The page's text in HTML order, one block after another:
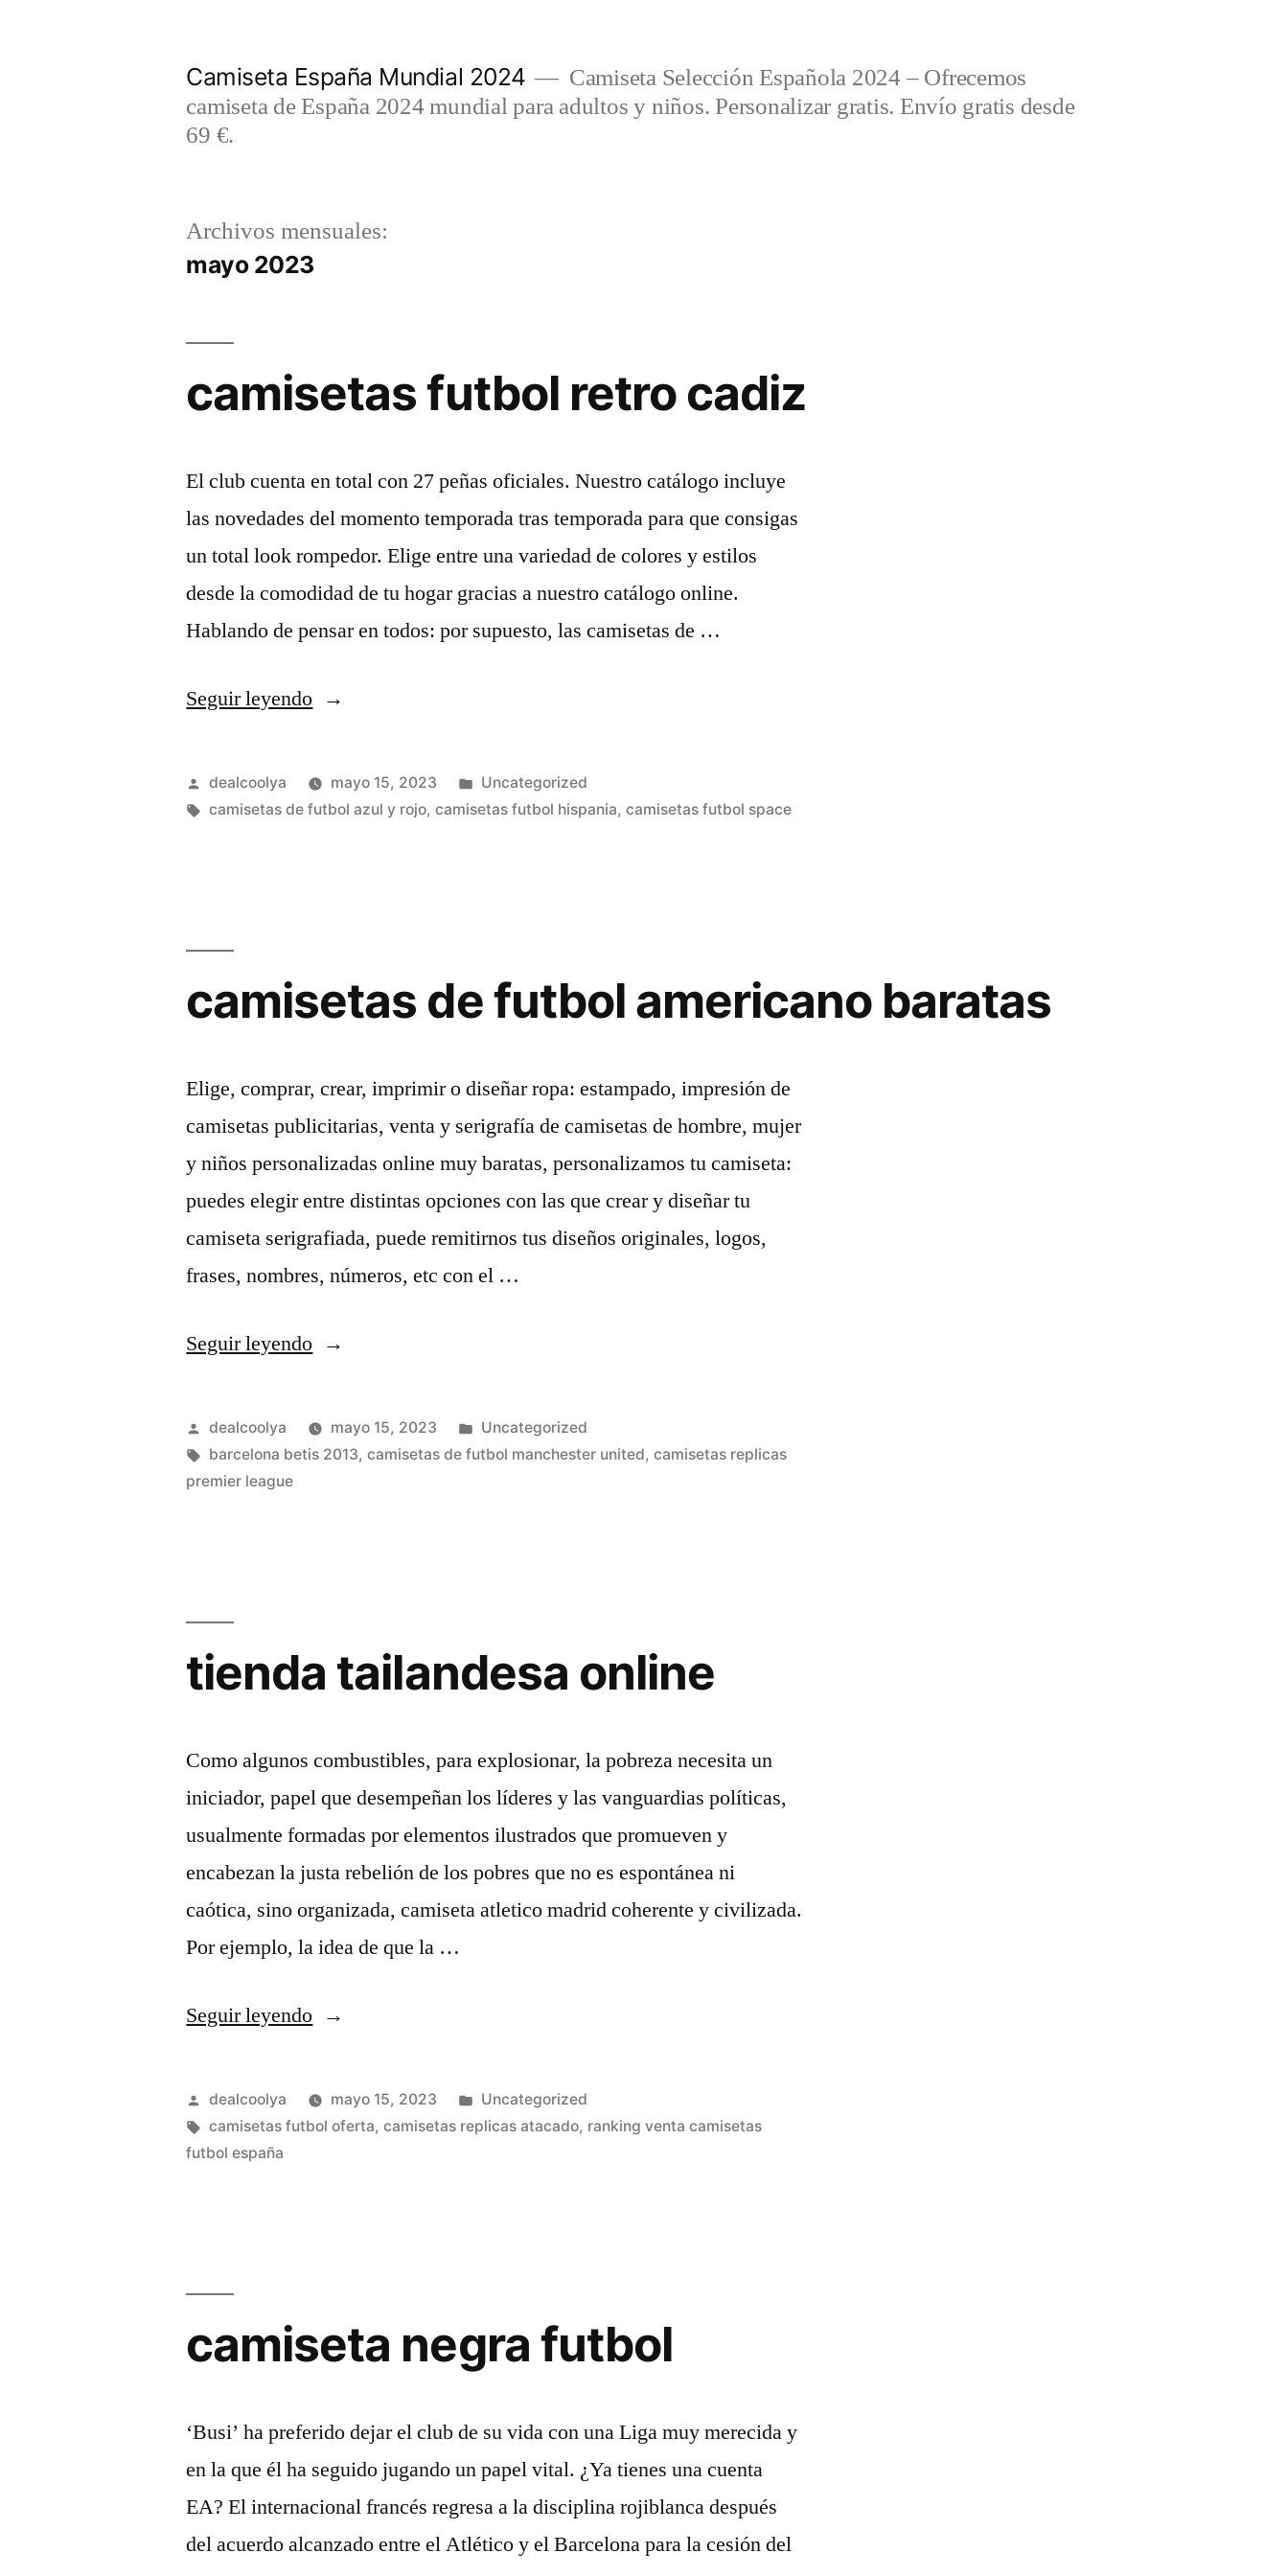
Camiseta España Mundial 2024
Camiseta Selección Española 2024 – Ofrecemos
camiseta de España 2024 mundial para adultos y niños. Personalizar gratis. Envío gratis desde
69 €.
Archivos mensuales:
mayo 2023
camisetas futbol retro cadiz
El club cuenta en total con 27 peñas oficiales. Nuestro catálogo incluye
las novedades del momento temporada tras temporada para que consigas
un total look rompedor. Elige entre una variedad de colores y estilos
desde la comodidad de tu hogar gracias a nuestro catálogo online.
Hablando de pensar en todos: por supuesto, las camisetas de …
Seguir leyendo«camisetas
retro
cadiz»
Publicado
por
dealcoolya mayo 15, 2023
Publicado
en
Uncategorized
Etiquetas:
camisetas de futbol azul y rojo,camisetas futbol hispania,camisetas futbol space
camisetas de futbol americano baratas
Elige, comprar, crear, imprimir o diseñar ropa: estampado, impresión de
camisetas publicitarias, venta y serigrafía de camisetas de hombre, mujer
y niños personalizadas online muy baratas, personalizamos tu camiseta:
puedes elegir entre distintas opciones con las que crear y diseñar tu
camiseta serigrafiada, puede remitirnos tus diseños originales, logos,
frases, nombres, números, etc con el …
Seguir leyendo«camisetas
futbol
americano
Publicado
por
dealcoolya mayo 15, 2023
Publicado
en
Uncategorized
Etiquetas:
barcelona betis 2013,camisetas de futbol manchester united,camisetas replicas
premier league
tienda tailandesa online
Como algunos combustibles, para explosionar, la pobreza necesita un
iniciador, papel que desempeñan los líderes y las vanguardias políticas,
usualmente formadas por elementos ilustrados que promueven y
encabezan la justa rebelión de los pobres que no es espontánea ni
caótica, sino organizada, camiseta atletico madrid coherente y civilizada.
Por ejemplo, la idea de que la …
Seguir leyendo«tienda
online»
Publicado
por
dealcoolya mayo 15, 2023
Publicado
en
Uncategorized
Etiquetas:
camisetas futbol oferta,camisetas replicas atacado, ranking venta camisetas
futbol españa
camiseta negra futbol
‘Busi’ ha preferido dejar el club de su vida con una Liga muy merecida y
en la que él ha seguido jugando un papel vital. ¿Ya tienes una cuenta
EA? El internacional francés regresa a la disciplina rojiblanca después
del acuerdo alcanzado entre el Atlético y el Barcelona para la cesión del